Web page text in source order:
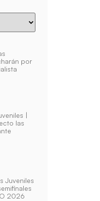
por
|
las
Juveniles
2026